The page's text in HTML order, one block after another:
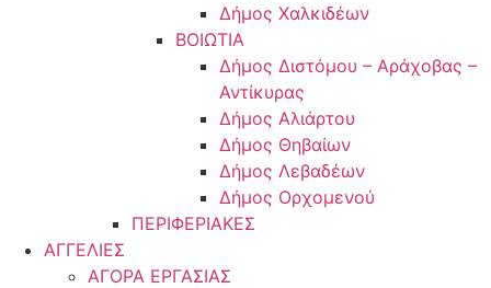
Δήμος Χαλκιδέων
ΒΟΙΩΤΙΑ
Δήμος Διστόμου – Αράχοβας –
Αντίκυρας
Δήμος Αλιάρτου
Δήμος Θηβαίων
Δήμος Λεβαδέων
Δήμος Ορχομενού
ΠΕΡΙΦΕΡΙΑΚΕΣ
ΑΓΓΕΛΙΕΣ
ΑΓΟΡΑ ΕΡΓΑΣΙΑΣ